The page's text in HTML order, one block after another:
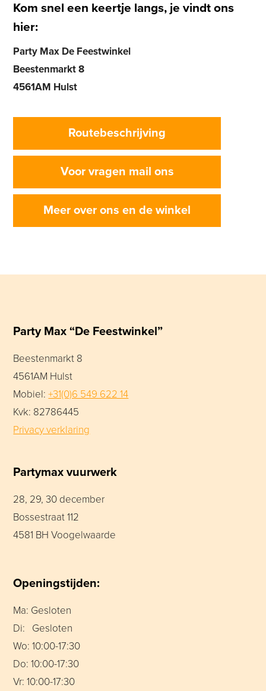
Kom snel een keertje langs, je vindt ons
hier:
Party Max De Feestwinkel
Beestenmarkt 8
4561AM Hulst
Routebeschrijving
Voor vragen mail ons
Meer over ons en de winkel
Party Max “De Feestwinkel”
Beestenmarkt 8
4561AM Hulst
Mobiel:+31(0)6 549 622 14
Kvk: 82786445
Privacy verklaring
Partymax vuurwerk
28, 29, 30 december
Bossestraat 112
4581 BH Voogelwaarde
Openingstijden:
Ma: Gesloten
Di: Gesloten
Wo: 10:00-17:30
Do: 10:00-17:30
Vr: 10:00-17:30